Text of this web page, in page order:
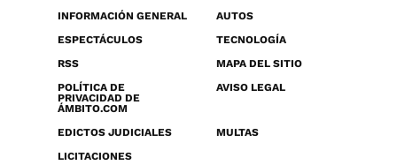
INFORMACIÓN GENERAL
AUTOS
ESPECTÁCULOS
TECNOLOGÍA
RSS
MAPA DEL SITIO
POLÍTICA DE
PRIVACIDAD DE
ÁMBITO.COM
AVISO LEGAL
EDICTOS JUDICIALES
MULTAS
LICITACIONES